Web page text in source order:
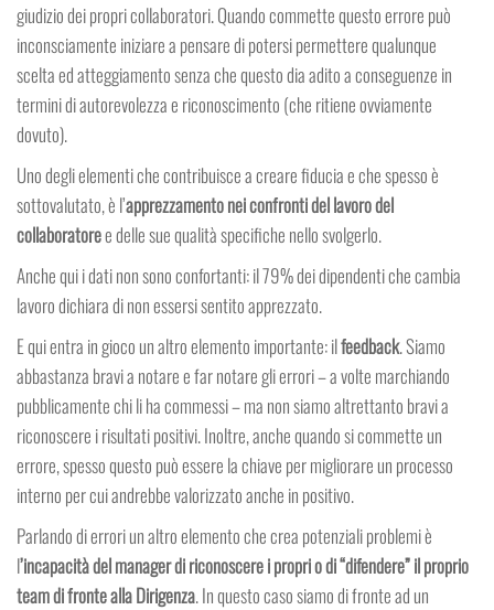
giudizio dei propri collaboratori. Quando commette questo errore può
inconsciamente iniziare a pensare di potersi permettere qualunque
scelta ed atteggiamento senza che questo dia adito a conseguenze in
termini di autorevolezza e riconoscimento (che ritiene ovviamente
dovuto).
Uno degli elementi che contribuisce a creare fiducia e che spesso è
sottovalutato, è l’apprezzamento nei confronti del lavoro del
collaboratoree delle sue qualità specifiche nello svolgerlo.
Anche qui i dati non sono confortanti: il 79% dei dipendenti che cambia
lavoro dichiara di non essersi sentito apprezzato.
E qui entra in gioco un altro elemento importante: ilfeedback. Siamo
abbastanza bravi a notare e far notare gli errori – a volte marchiando
pubblicamente chi li ha commessi – ma non siamo altrettanto bravi a
riconoscere i risultati positivi. Inoltre, anche quando si commette un
errore, spesso questo può essere la chiave per migliorare un processo
interno per cui andrebbe valorizzato anche in positivo.
Parlando di errori un altro elemento che crea potenziali problemi è
l’incapacità del manager di riconoscere i propri o di “difendere” il proprio
team di fronte alla Dirigenza. In questo caso siamo di fronte ad un